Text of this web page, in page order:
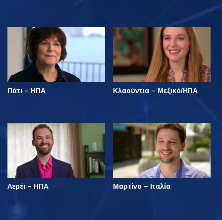
Πάτι – ΗΠΑ Κλαούντια – Μεξικό/ΗΠΑ
Λερέι – ΗΠΑ Μαρτίνο – Ιταλία